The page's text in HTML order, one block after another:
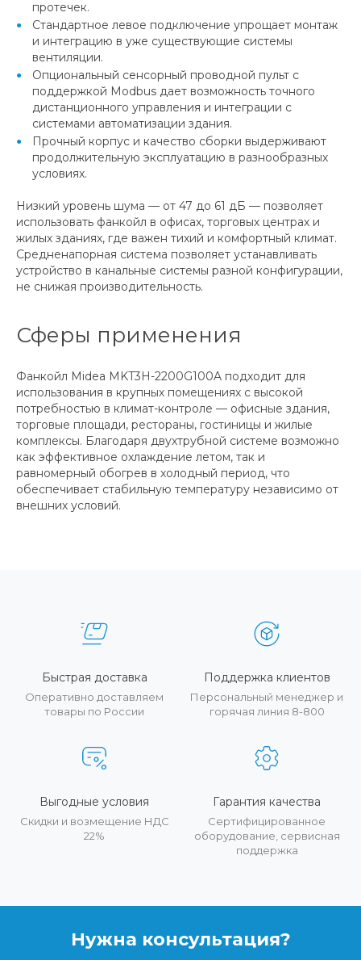
протечек.
Стандартное левое подключение упрощает монтаж
и интеграцию в уже существующие системы
вентиляции.
Опциональный сенсорный проводной пульт с
поддержкой Modbus дает возможность точного
дистанционного управления и интеграции с
системами автоматизации здания.
Прочный корпус и качество сборки выдерживают
продолжительную эксплуатацию в разнообразных
условиях.
Низкий уровень шума — от 47 до 61 дБ — позволяет
использовать фанкойл в офисах, торговых центрах и
жилых зданиях, где важен тихий и комфортный климат.
Средненапорная система позволяет устанавливать
устройство в канальные системы разной конфигурации,
не снижая производительность.
Сферы применения
Фанкойл Midea MKT3H-2200G100A подходит для
использования в крупных помещениях с высокой
потребностью в климат-контроле — офисные здания,
торговые площади, рестораны, гостиницы и жилые
комплексы. Благодаря двухтрубной системе возможно
как эффективное охлаждение летом, так и
равномерный обогрев в холодный период, что
обеспечивает стабильную температуру независимо от
внешних условий.
Быстрая доставка
Оперативно доставляем
товары по России
Поддержка клиентов
Персональный менеджер и
горячая линия 8-800
Выгодные условия
Скидки и возмещение НДС
22%
Гарантия качества
Сертифицированное
оборудование, сервисная
поддержка
Нужна консультация?